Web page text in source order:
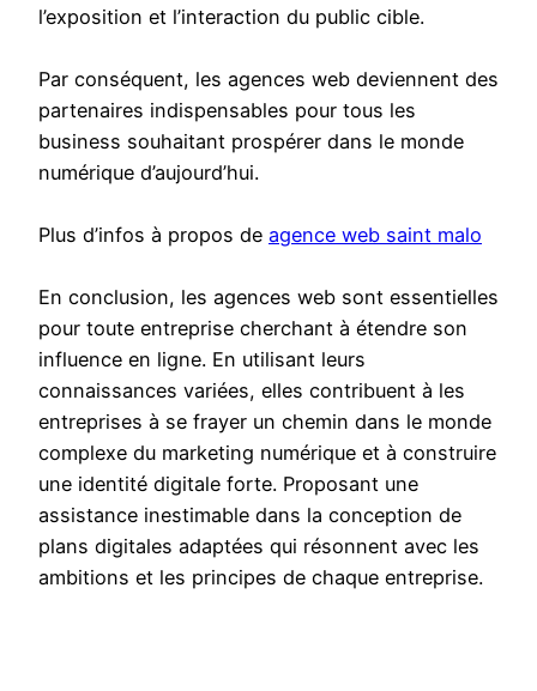
l’exposition et l’interaction du public cible.
Par conséquent, les agences web deviennent des
partenaires indispensables pour tous les
business souhaitant prospérer dans le monde
numérique d’aujourd’hui.
Plus d’infos à propos de agence web saint malo
En conclusion, les agences web sont essentielles
pour toute entreprise cherchant à étendre son
influence en ligne. En utilisant leurs
connaissances variées, elles contribuent à les
entreprises à se frayer un chemin dans le monde
complexe du marketing numérique et à construire
une identité digitale forte. Proposant une
assistance inestimable dans la conception de
plans digitales adaptées qui résonnent avec les
ambitions et les principes de chaque entreprise.